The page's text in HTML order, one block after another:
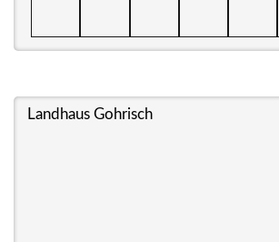
Landhaus Gohrisch